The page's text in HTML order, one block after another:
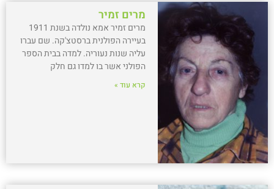
מרים זמיר
מרים זמיר אמא נולדה בשנת 1911
בעיירה הפולנית ברסטצ'קה. שם עברו
עליה שנות נעוריה. למדה בבית הספר
הפולני אשר בו למדו גם חלק
קרא עוד »